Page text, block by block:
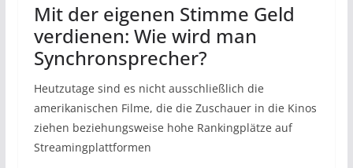
Mit der eigenen Stimme Geld
verdienen: Wie wird man
Synchronsprecher?
Heutzutage sind es nicht ausschließlich die
amerikanischen Filme, die die Zuschauer in die Kinos
ziehen beziehungsweise hohe Rankingplätze auf
Streamingplattformen